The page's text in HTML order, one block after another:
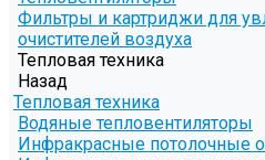
Фильтры и картриджи для
очистителей воздуха
Тепловая техника
Назад
Тепловая техника
Водяные тепловентиляторы
Инфракрасные потолочные